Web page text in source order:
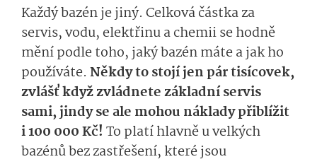
Každý bazén je jiný. Celková částka za
servis, vodu, elektřinu a chemii se hodně
mění podle toho, jaký bazén máte a jak ho
používáte. Někdy to stojí jen pár tisícovek,
zvlášť když zvládnete základní servis
sami, jindy se ale mohou náklady přiblížit
i 100 000 Kč! To platí hlavně u velkých
bazénů bez zastřešení, které jsou